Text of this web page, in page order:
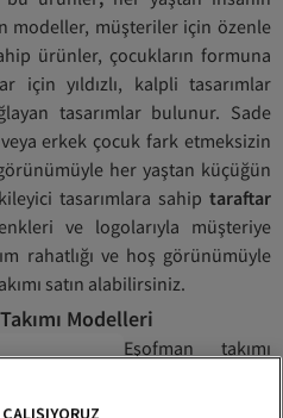
modeller, müşteriler için özenle
ürünler, çocukların formuna
için yıldızlı, kalpli tasarımlar
tasarımlar bulunur. Sade
erkek çocuk fark etmeksizin
her yaştan küçüğün
tasarımlara sahip taraftar
ve logolarıyla müşteriye
rahatlığı ve hoş görünümüyle
satın alabilirsiniz.
Modelleri
Eşofman takımı